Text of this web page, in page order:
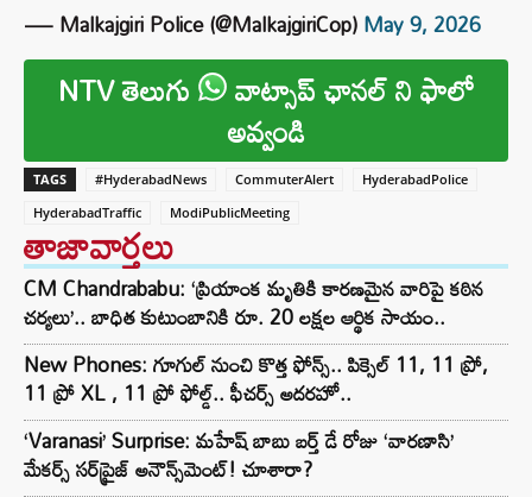
— Malkajgiri Police (@MalkajgiriCop)May 9, 2026
NTV తెలుగు వాట్సాప్ ఛానల్ ని ఫాలో
అవ్వండి
TAGS #HyderabadNews CommuterAlert
HyderabadPolice
HyderabadTraffic
ModiPublicMeeting
తాజావార్తలు
CM Chandrababu: ‘ప్రియాంక మృతికి కారణమైన వారిపై కఠిన
చర్యలు’.. బాధిత కుటుంబానికి రూ. 20 లక్షల ఆర్థిక సాయం..
New Phones: గూగుల్ నుంచి కొత్త ఫోన్స్.. పిక్సెల్ 11, 11 ప్రో,
11 ప్రో XL , 11 ప్రో ఫోల్డ్.. ఫీచర్స్ అదరహో..
‘Varanasi’ Surprise: మహేష్ బాబు బర్త్ డే రోజు ‘వారణాసి’
మేకర్స్ సర్‌ప్రైజ్ అనౌన్స్‌మెంట్! చూశారా?